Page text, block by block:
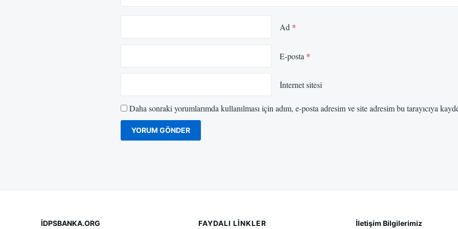
Ad *
E-posta *
İnternet sitesi
Daha sonraki yorumlarımda kullanılması için adım, e-posta adresim ve site adresim bu tarayıcıya
İDPSBANKA.ORG FAYDALI LINKLER İletişim Bilgilerimiz